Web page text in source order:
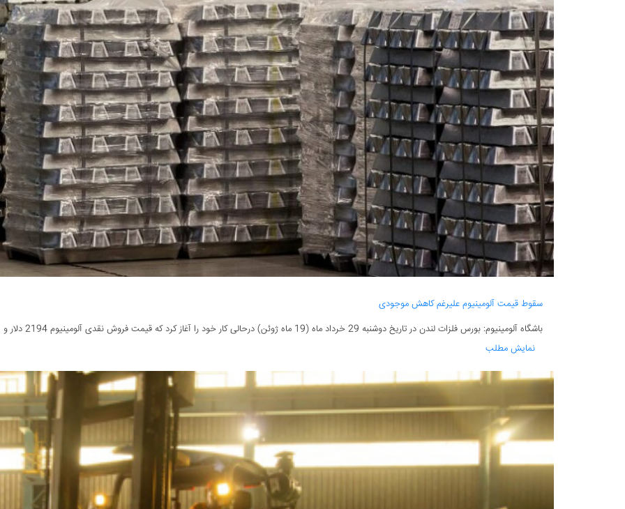
سقوط قیمت آلومینیوم علیرغم کاهش موجودی
باشگاه آلومینیوم: بورس فلزات لندن در تاریخ دوشنبه 29 خرداد ماه (19 ماه ژوئن) درحالی کار خود را آغاز کرد که قیمت فروش نقدی آلومینیوم 2194 دلار و 50 سنت...
نمایش مطلب